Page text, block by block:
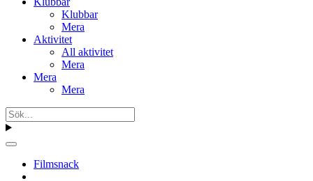
Klubbar
Mera
Aktivitet
All aktivitet
Mera
Mera
Mera
Filmsnack